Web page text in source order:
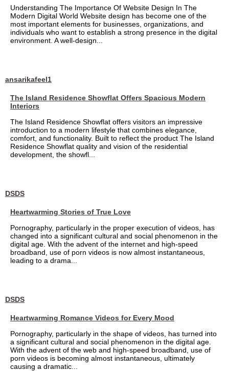
Understanding The Importance Of Website Design In The
Modern Digital World Website design has become one of the
most important elements for businesses, organizations, and
individuals who want to establish a strong presence in the digital
environment. A well-design...
ansarikafeel1
The Island Residence Showflat Offers Spacious Modern
Interiors
The Island Residence Showflat offers visitors an impressive
introduction to a modern lifestyle that combines elegance,
comfort, and functionality. Built to reflect the product The Island
Residence Showflat quality and vision of the residential
development, the showfl...
DSDS
Heartwarming Stories of True Love
Pornography, particularly in the proper execution of videos, has
changed into a significant cultural and social phenomenon in the
digital age. With the advent of the internet and high-speed
broadband, use of porn videos is now almost instantaneous,
leading to a drama...
DSDS
Heartwarming Romance Videos for Every Mood
Pornography, particularly in the shape of videos, has turned into
a significant cultural and social phenomenon in the digital age.
With the advent of the web and high-speed broadband, use of
porn videos is becoming almost instantaneous, ultimately
causing a dramatic...